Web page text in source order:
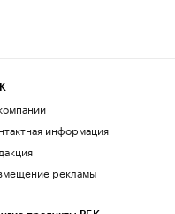
информация
рекламы